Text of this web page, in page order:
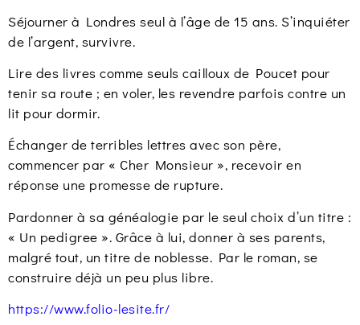
Séjourner à Londres seul à l’âge de 15 ans. S’inquiéter
de l’argent, survivre.
Lire des livres comme seuls cailloux de Poucet pour
tenir sa route ; en voler, les revendre parfois contre un
lit pour dormir.
Échanger de terribles lettres avec son père,
commencer par « Cher Monsieur », recevoir en
réponse une promesse de rupture.
Pardonner à sa généalogie par le seul choix d’un titre :
« Un pedigree ». Grâce à lui, donner à ses parents,
malgré tout, un titre de noblesse. Par le roman, se
construire déjà un peu plus libre.
https://www.folio-lesite.fr/